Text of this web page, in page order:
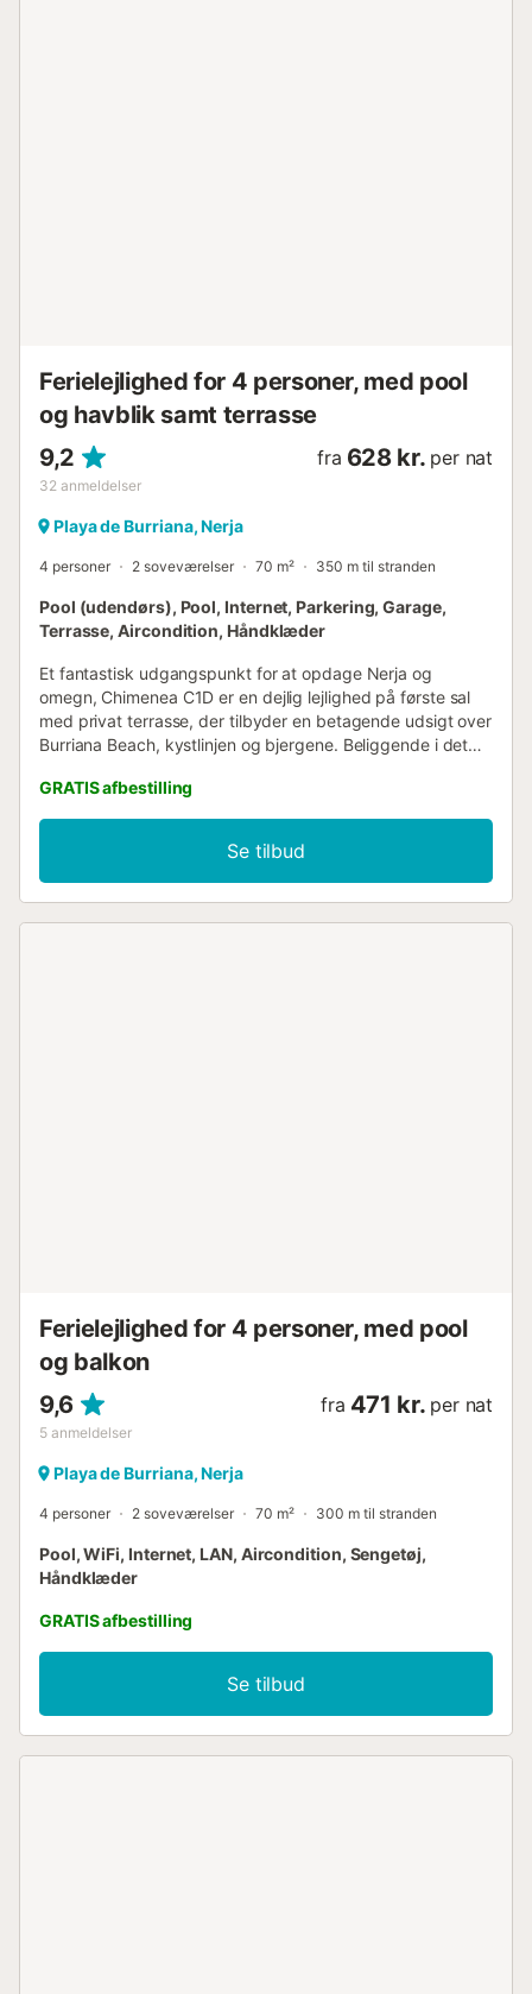
Ferielejlighed for 4 personer, med pool
og havblik samt terrasse
9,2
32 anmeldelser
fra 628 kr. per nat
Playa de Burriana, Nerja
4 personer 2 soveværelser 70 m² 350 m til stranden
Pool (udendørs), Pool, Internet, Parkering, Garage,
Terrasse, Aircondition, Håndklæder
Et fantastisk udgangspunkt for at opdage Nerja og
omegn, Chimenea C1D er en dejlig lejlighed på første sal
med privat terrasse, der tilbyder en betagende udsigt over
Burriana Beach, kystlinjen og bjergene. Beliggende i det
(Villa El Paraiso, Villa Las Brisas, Villa Azalea og Villa Dos
Ardillas) over Burriana Beach, ligger vores tre Chimenea-
lejligheder i et dejligt kompleks med stor fælles pool og
sikker parkering. Lejlighederne ligger 500 meter nede ad
vejen til Burriana Beach med dens mange barer, butikker
GRATIS afbestilling
Se tilbud
Ferielejlighed for 4 personer, med pool
og balkon
9,6
5 anmeldelser
fra 471 kr. per nat
Playa de Burriana, Nerja
4 personer 2 soveværelser 70 m² 300 m til stranden
Pool, WiFi, Internet, LAN, Aircondition, Sengetøj,
Håndklæder
GRATIS afbestilling
Se tilbud